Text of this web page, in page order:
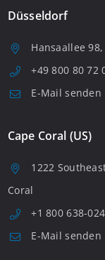
Düsseldorf
Hansaallee
+49 800 80 72
E-Mail senden
Cape Coral (US)
1222
Coral
+1 800 638-
E-Mail senden